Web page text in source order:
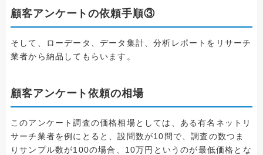
顧客アンケートの依頼手順③
そして、ローデータ、データ集計、分析レポートをリサーチ
業者から納品してもらいます。
顧客アンケート依頼の相場
このアンケート調査の価格相場としては、ある有名ネットリ
サーチ業者を例にとると、設問数が10問で、調査の数つま
りサンプル数が100の場合、10万円というのが最低価格とな